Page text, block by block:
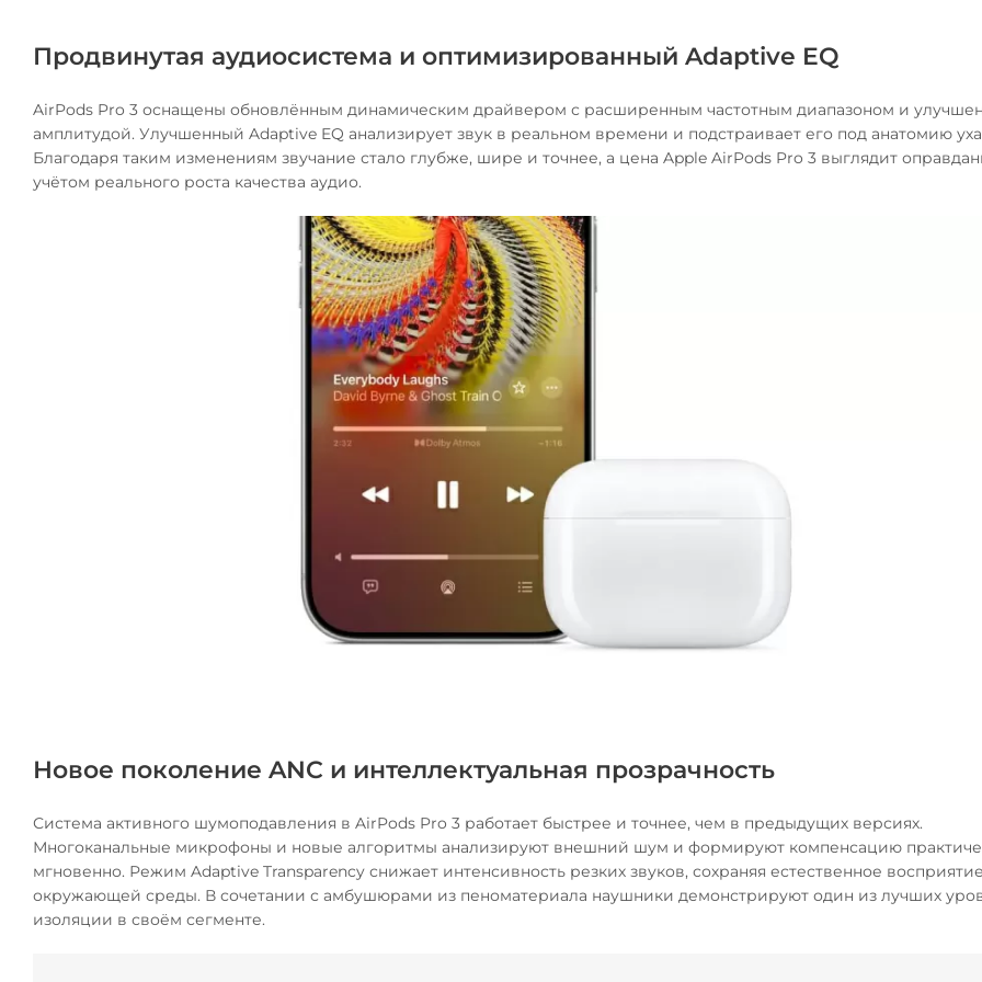
Продвинутая аудиосистема и оптимизированный Adaptive EQ
AirPods Pro 3 оснащены обновлённым динамическим драйвером с расширенным частотным диапазоном и
амплитудой. Улучшенный Adaptive EQ анализирует звук в реальном времени и подстраивает его под анатомию
Благодаря таким изменениям звучание стало глубже, шире и точнее, а цена Apple AirPods Pro 3 выглядит
учётом реального роста качества аудио.
Новое поколение ANC и интеллектуальная прозрачность
Система активного шумоподавления в AirPods Pro 3 работает быстрее и точнее, чем в предыдущих версиях.
Многоканальные микрофоны и новые алгоритмы анализируют внешний шум и формируют компенсацию
мгновенно. Режим Adaptive Transparency снижает интенсивность резких звуков, сохраняя естественное восприятие
окружающей среды. В сочетании с амбушюрами из пеноматериала наушники демонстрируют один из лучших
изоляции в своём сегменте.